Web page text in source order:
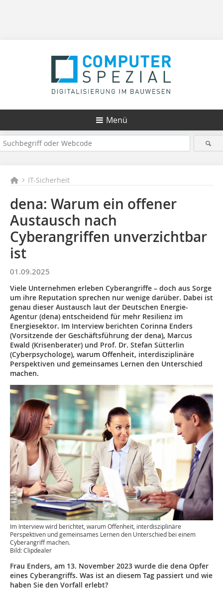
Menü
IT-Sicherheit
dena: Warum ein offener
Austausch nach
Cyberangriffen unverzichtbar
ist
01.09.2025
Viele Unternehmen erleben Cyberangriffe – doch aus Sorge
um ihre Reputation sprechen nur wenige darüber. Dabei ist
genau dieser Austausch laut der Deutschen Energie-
Agentur (dena) entscheidend für mehr Resilienz im
Energiesektor. Im Interview berichten Corinna Enders
(Vorsitzende der Geschäftsführung der dena), Marcus
Ewald (Krisenberater) und Prof. Dr. Stefan Sütterlin
(Cyberpsychologe), warum Offenheit, interdisziplinäre
Perspektiven und gemeinsames Lernen den Unterschied
machen.
Im Interview wird berichtet, warum Offenheit, interdisziplinäre
Perspektiven und gemeinsames Lernen den Unterschied bei einem
Cyberangriff machen.
Bild: Clipdealer
Frau Enders, am 13. November 2023 wurde die dena Opfer
eines Cyberangriffs. Was ist an diesem Tag passiert und wie
haben Sie den Vorfall erlebt?